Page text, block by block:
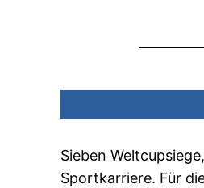
Sieben
Sportkarriere. Für